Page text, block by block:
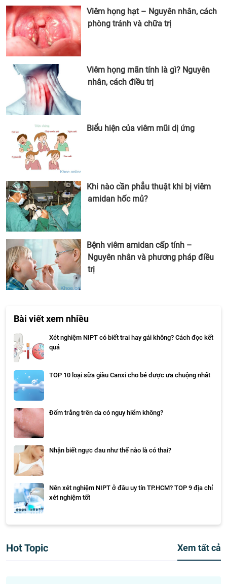
Viêm họng hạt – Nguyên nhân, cách
phòng tránh và chữa trị
Viêm họng mãn tính là gì? Nguyên
nhân, cách điều trị
Biểu hiện của viêm mũi dị ứng
Khi nào cần phẫu thuật khi bị viêm
amidan hốc mủ?
Bệnh viêm amidan cấp tính –
Nguyên nhân và phương pháp điều
trị
Bài viết xem nhiều
Xét nghiệm NIPT có biết trai hay gái không? Cách đọc kết
quả
TOP 10 loại sữa giàu Canxi cho bé được ưa chuộng nhất
Đốm trắng trên da có nguy hiểm không?
Nhận biết ngực đau như thế nào là có thai?
Nên xét nghiệm NIPT ở đâu uy tín TP.HCM? TOP 9 địa chỉ
xét nghiệm tốt
Hot Topic Xem tất cả